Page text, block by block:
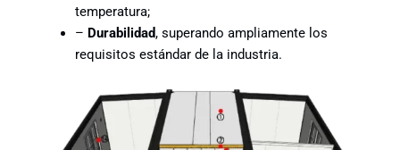
temperatura;
– Durabilidad, superando ampliamente los
requisitos estándar de la industria.